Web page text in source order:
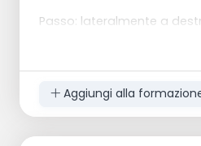
Passo: lateralmente a
Esercizio 3
Scala:
piede sinistro nello
toccare il piede
Aggiungi alla